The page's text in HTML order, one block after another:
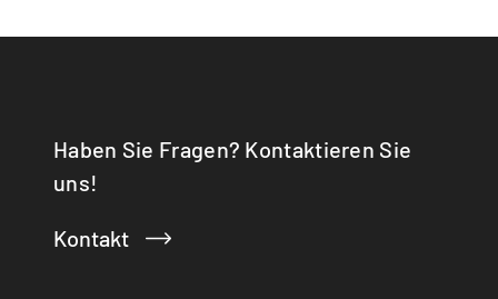
Haben Sie Fragen? Kontaktieren Sie
uns!
Kontakt